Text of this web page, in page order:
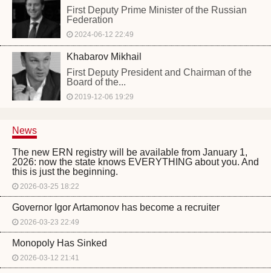
First Deputy Prime Minister of the Russian
Federation
2024-06-12 22:49
Khabarov Mikhail
First Deputy President and Chairman of the
Board of the...
2019-12-06 19:29
News
The new ERN registry will be available from January 1,
2026: now the state knows EVERYTHING about you. And
this is just the beginning.
2026-03-25 18:22
Governor Igor Artamonov has become a recruiter
2026-03-23 22:49
Monopoly Has Sinked
2026-03-12 21:41